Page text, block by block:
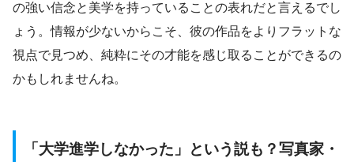
の強い信念と美学を持っていることの表れだと言えるでし
ょう。情報が少ないからこそ、彼の作品をよりフラットな
視点で見つめ、純粋にその才能を感じ取ることができるの
かもしれませんね。
「大学進学しなかった」という説も？写真家・